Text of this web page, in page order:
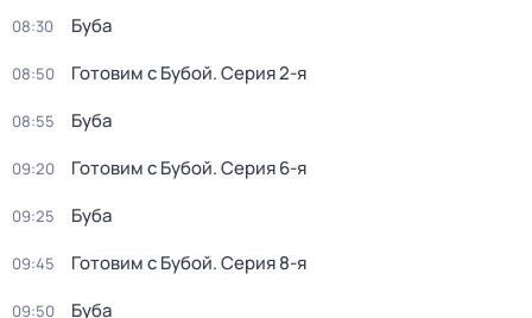
08:30 Буба
08:50 Готовим с Бубой. Серия 2-я
08:55 Буба
09:20 Готовим с Бубой. Серия 6-я
09:25 Буба
09:45 Готовим с Бубой. Серия 8-я
09:50 Буба